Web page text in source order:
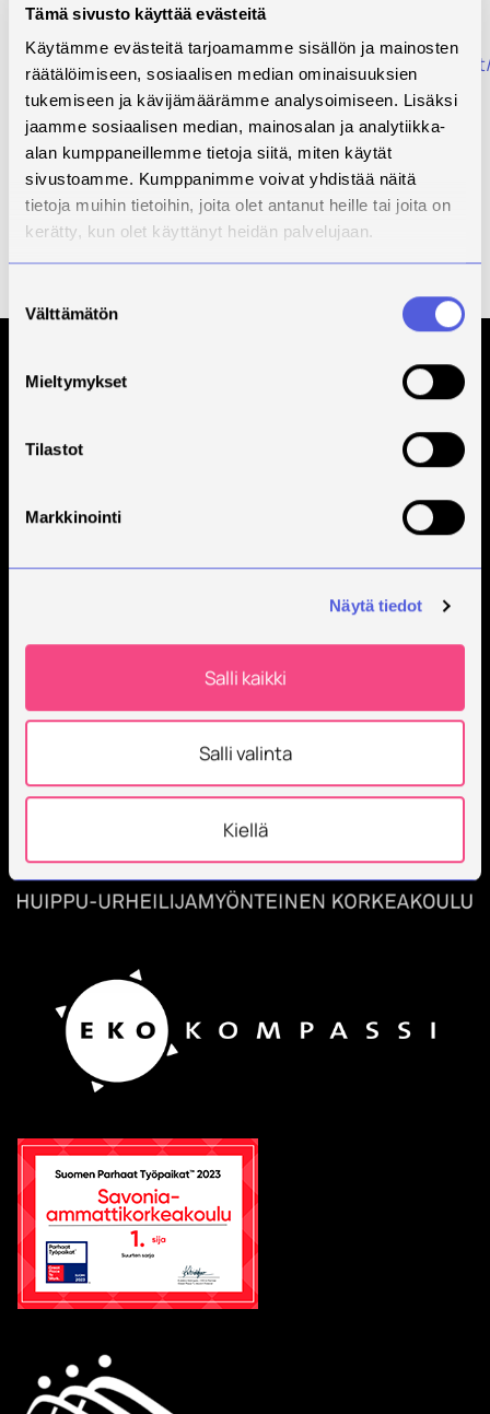
Tämä sivusto käyttää evästeitä
Käytämme evästeitä tarjoamamme sisällön ja mainosten
räätälöimiseen, sosiaalisen median ominaisuuksien
tukemiseen ja kävijämäärämme analysoimiseen. Lisäksi
jaamme sosiaalisen median, mainosalan ja analytiikka-
alan kumppaneillemme tietoja siitä, miten käytät
sivustoamme. Kumppanimme voivat yhdistää näitä
tietoja muihin tietoihin, joita olet antanut heille tai joita on
kerätty, kun olet käyttänyt heidän palvelujaan.
valinta
Välttämätön
Mieltymykset
Tilastot
Markkinointi
Näytä tiedot
Salli kaikki
Salli valinta
Kiellä
Opinnäytetyön tiedonhaku -video (7 min) ja muut
ohjevideot
https://libguides.savonia.fi/
Tiedonhakijan oppaat
https://libguides.savonia.fi/suomeksi
https://savonia.fi/kirjasto→ Opinnäytetyön
tekijälle
Rentoa ja palauttavaa kesää!
Palvelemme juhannustorstaihin 18.6. asti sekä
Tilaa Savonian uutiskirje
Savonia on kansainvälinen työelämäläheinen
korkeakoulu, joka kouluttaa, tutkii, kehittää ja
Opiskelijoita + 9000